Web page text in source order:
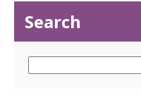
Search